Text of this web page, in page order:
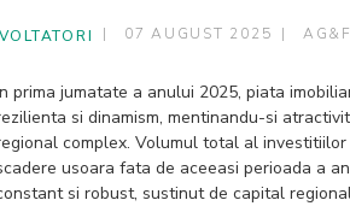
07 AUGUST 2025 AG&F
prima jumatate a anului 2025, piata
si dinamism, mentinandu-si
complex. Volumul total al
usoara fata de aceeasi perioada a
si robust, sustinut de capital